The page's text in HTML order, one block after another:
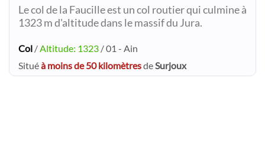
Le col de la Faucille est un col routier qui culmine à
1323 m d'altitude dans le massif du Jura.
Col / Altitude: 1323 / 01 - Ain
Situéà moins de 50 kilomètresde Surjoux